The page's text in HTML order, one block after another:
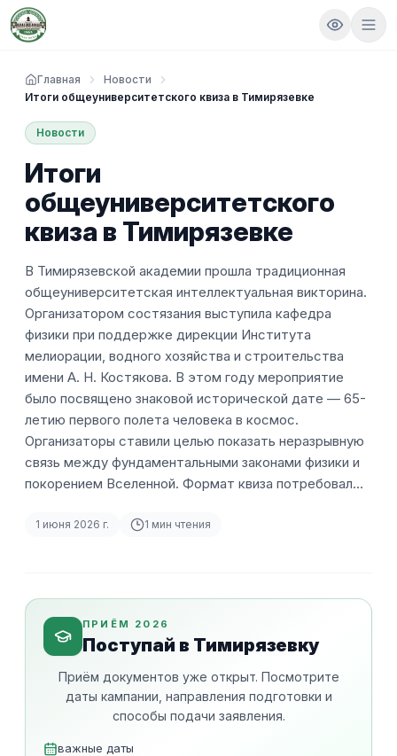
Главная
Новости
Итоги общеуниверситетского квиза в Тимирязевке
Новости
Итоги
общеуниверситетского
квиза в Тимирязевке
В Тимирязевской академии прошла традиционная
общеуниверситетская интеллектуальная викторина.
Организатором состязания выступила кафедра
физики при поддержке дирекции Института
мелиорации, водного хозяйства и строительства
имени А. Н. Костякова. В этом году мероприятие
было посвящено знаковой исторической дате — 65-
летию первого полета человека в космос.
Организаторы ставили целью показать неразрывную
связь между фундаментальными законами физики и
покорением Вселенной. Формат квиза потребовал…
1 июня 2026 г. 1 мин чтения
ПРИЁМ 2026
Поступай в Тимирязевку
Приём документов уже открыт. Посмотрите
даты кампании, направления подготовки и
способы подачи заявления.
важные даты